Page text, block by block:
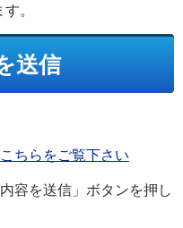
。
ちらをご覧下さい
容を送信」ボタンを押し